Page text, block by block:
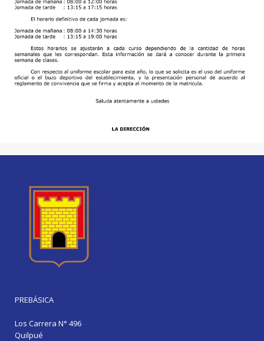
PREBÁSICA
Los Carrera N° 496
Quilpué